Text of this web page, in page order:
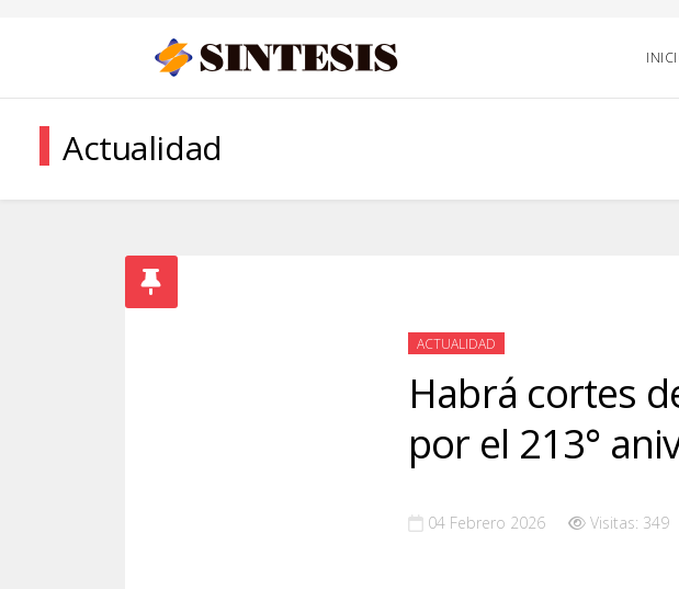
Actualidad
ACTUALIDAD
Habrá cortes
por el 213°
04 Febrero 2026 Visitas: 349